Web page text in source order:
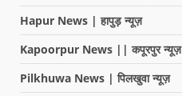
Hapur News | हापुड़ न्यूज़
Kapoorpur News || कपूरपुर न्यूज़
Pilkhuwa News | पिलखुवा न्यूज़